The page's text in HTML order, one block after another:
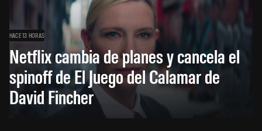
HACE 13 HORAS
Netflix cambia de planes y cancela el
spinoff de El Juego del Calamar de
David Fincher